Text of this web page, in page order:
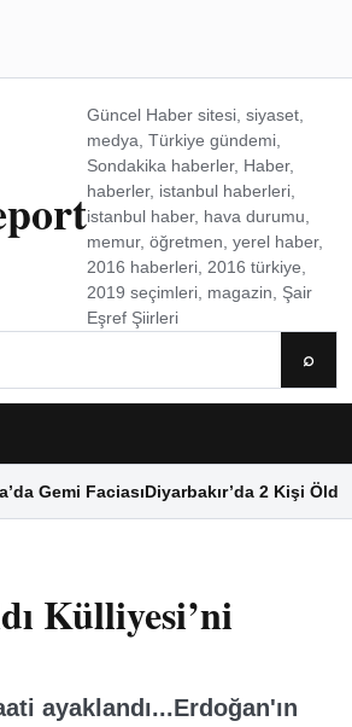
Güncel Haber sitesi, siyaset,
medya, Türkiye gündemi,
Sondakika haberler, Haber,
haberler, istanbul haberleri,
istanbul haber, hava durumu,
memur, öğretmen, yerel haber,
2016 haberleri, 2016 türkiye,
2019 seçimleri, magazin, Şair
Eşref Şiirleri
⌕
Gemi FaciasıDiyarbakır’da 2 Kişi Öldü
Külliyesi’ni
ayaklandı...Erdoğan'ın